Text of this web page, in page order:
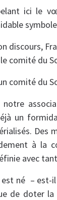
ici le
discours,
comité du
comité du
un
Des
à la
avec
est né –
de doter